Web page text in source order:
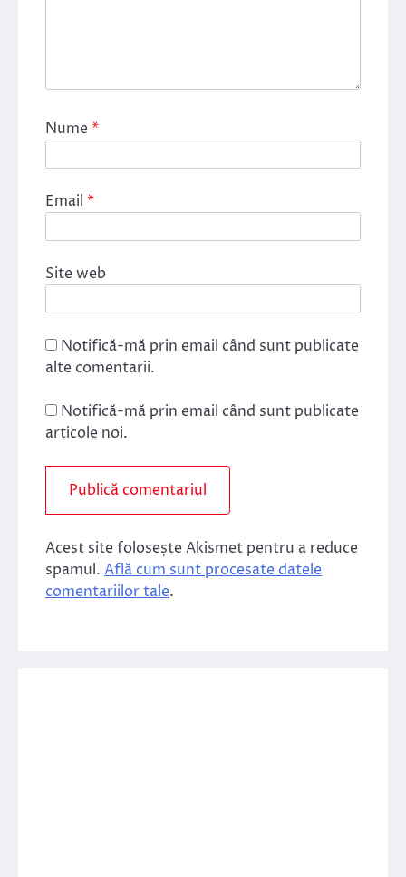
Nume*
Email *
Site web
Notifică-mă prin email când sunt publicate
alte comentarii.
Notifică-mă prin email când sunt publicate
articole noi.
Acest site folosește Akismet pentru a reduce
spamul. Află cum sunt procesate datele
comentariilor tale.